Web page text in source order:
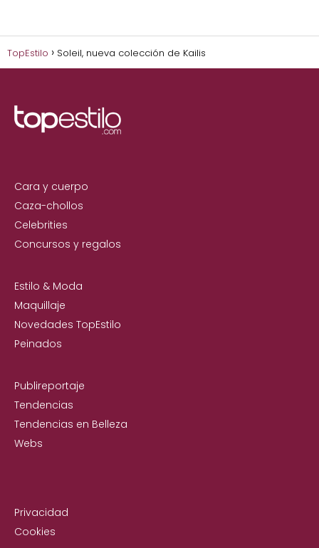
TopEstilo Soleil, nueva colección de Kailis
Cara y cuerpo
Caza-chollos
Celebrities
Concursos y regalos
Estilo & Moda
Maquillaje
Novedades TopEstilo
Peinados
Publireportaje
Tendencias
Tendencias en Belleza
Webs
Privacidad
Cookies